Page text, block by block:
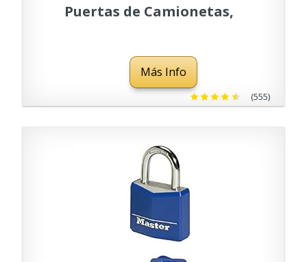
Puertas de Camionetas,
Aldaba, óptimo para
Furgonetas, Camiones,
Puertas y máquinas
Más Info
(555)